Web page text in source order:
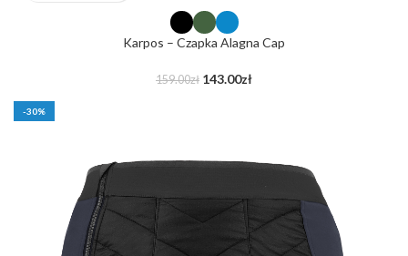
Karpos – Czapka Alagna Cap
159.00zł 143.00zł
-30%